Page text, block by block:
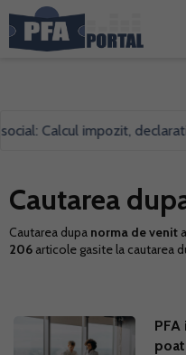
impozit, declaratii si
Cautarea
Cautarea dupa norma de venit
206 articole gasite la cautarea